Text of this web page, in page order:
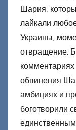
Шария,
лайкали
Украины,
отвращение.
обвинения
амбициях и
боготворили